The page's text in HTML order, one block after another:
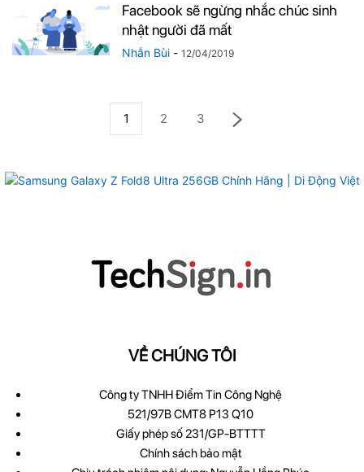
Facebook sẽ ngừng nhắc chúc sinh
nhật người đã mất
Nhẫn Bùi - 12/04/2019
1 2 3
VỀ CHÚNG TÔI
Công ty TNHH Điểm Tin Công Nghệ
521/97B CMT8 P13 Q10
Giấy phép số 231/GP-BTTTT
Chính sách bảo mật